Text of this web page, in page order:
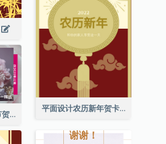
平面设计农历新年贺卡与装饰
玫瑰拼接样式情人节贺卡